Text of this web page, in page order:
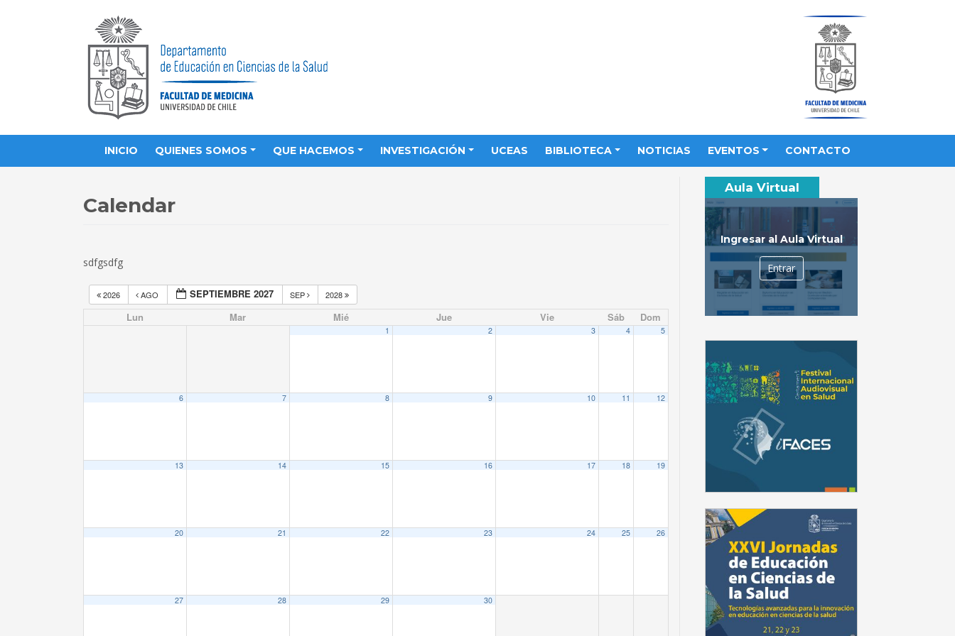
INICIO QUIENES SOMOS QUE HACEMOS INVESTIGACIÓN UCEAS BIBLIOTECA NOTICIAS EVENTOS CONTACTO
Calendar
sdfgsdfg
2026 AGO SEPTIEMBRE 2027 SEP 2028
Lun Mar Mié Jue Vie Sáb Dom
1 2 3 4 5
6 7 8 9 10 11 12
13 14 15 16 17 18 19
20 21 22 23 24 25 26
27 28 29 30
Aula Virtual
Ingresar al Aula Virtual
Entrar